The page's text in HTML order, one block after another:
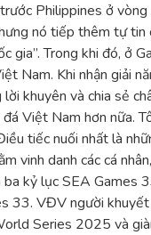
Philippines ở
nó tiếp thêm tự tin
gia”. Trong khi đó, ở
Nam. Khi nhận giải
khuyên và chia sẻ
Việt Nam hơn nữa.
tiếc nuối nhất là
vinh danh các cá
kỷ lục SEA Games
33. VĐV người
Series 2025 và